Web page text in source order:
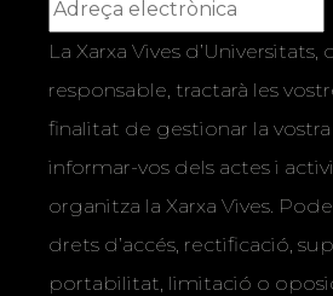
La Xarxa Vives d’Universitats,
responsable, tractarà les
finalitat de gestionar la
informar-vos dels actes i
organitza la Xarxa Vives.
drets d’accés, rectificació,
portabilitat, limitació o